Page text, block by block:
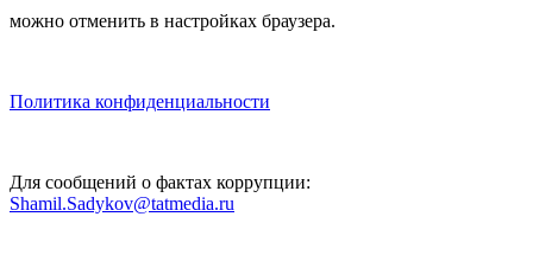
можно отменить в настройках браузера.
Политика конфиденциальности
Для сообщений о фактах коррупции:
Shamil.Sadykov@tatmedia.ru